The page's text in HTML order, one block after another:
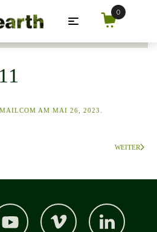
AM MAI 26, 2023
WEITER